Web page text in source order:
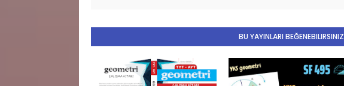
BU YAYINLARI BEĞENEBILIRSINIZ